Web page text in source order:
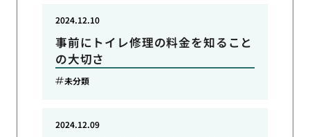
事前にトイレ修理の料金を知ること
の大切さ
2024.12.10
未分類
2024.12.09